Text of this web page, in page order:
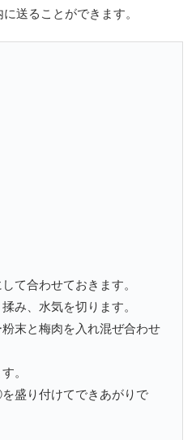
送ることができます。
て合わせておきます。
み、水気を切ります。
末と梅肉を入れ混ぜ合わせ
。
盛り付けてできあがりで